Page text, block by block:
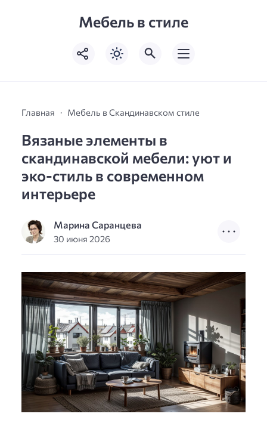
Мебель в стиле
Главная Мебель в Скандинавском стиле
Вязаные элементы в
скандинавской мебели: уют и
эко-стиль в современном
интерьере
Марина Саранцева
30 июня 2026